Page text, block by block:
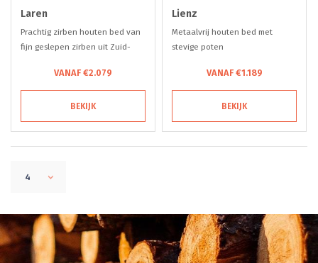
Laren
Prachtig zirben houten bed van
fijn geslepen zirben uit Zuid-
VANAF €2.079
BEKIJK
Lienz
Metaalvrij houten bed met
stevige poten
VANAF €1.189
BEKIJK
4